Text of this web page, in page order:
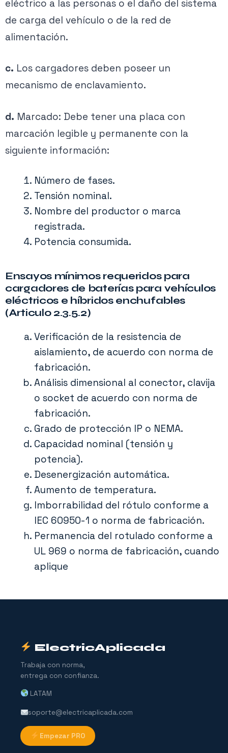
eléctrico a las personas o el daño del sistema
de carga del vehículo o de la red de
alimentación.
c. Los cargadores deben poseer un
mecanismo de enclavamiento.
d. Marcado: Debe tener una placa con
marcación legible y permanente con la
siguiente información:
Número de fases.
Tensión nominal.
Nombre del productor o marca
registrada.
Potencia consumida.
Ensayos mínimos requeridos para
cargadores de baterías para vehículos
eléctricos e híbridos enchufables
(Articulo 2.3.5.2)
Verificación de la resistencia de
aislamiento, de acuerdo con norma de
fabricación.
Análisis dimensional al conector, clavija
o socket de acuerdo con norma de
fabricación.
Grado de protección IP o NEMA.
Capacidad nominal (tensión y
potencia).
Desenergización automática.
Aumento de temperatura.
Imborrabilidad del rótulo conforme a
IEC 60950-1 o norma de fabricación.
Permanencia del rotulado conforme a
UL 969 o norma de fabricación, cuando
aplique
ElectricAplicada
Trabaja con norma,
entrega con confianza.
LATAM
soporte@electricaplicada.com
Empezar PRO